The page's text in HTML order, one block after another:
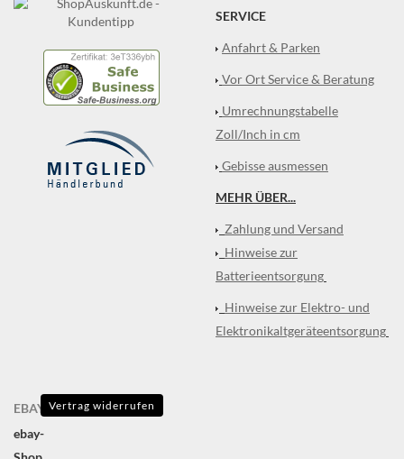
SERVICE
Anfahrt & Parken
Vor Ort Service & Beratung
Umrechnungstabelle
Zoll/Inch in cm
Gebisse ausmessen
MEHR ÜBER...
Zahlung und Versand
Hinweise zur
Batterieentsorgung
Hinweise zur Elektro- und
Elektronikaltgeräteentsorgung
EBAY
ebay-
Vertrag widerrufen